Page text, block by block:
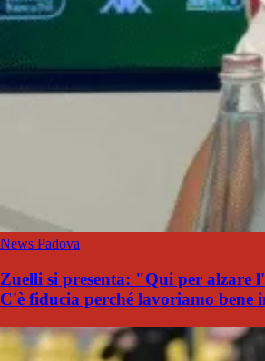
News Padova
Zuelli si presenta: "Qui per alzare
C'è fiducia perché lavoriamo bene